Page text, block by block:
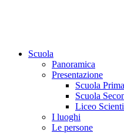
Scuola
Panoramica
Presentazione
Scuola
Scuola
Liceo
I luoghi
Le persone